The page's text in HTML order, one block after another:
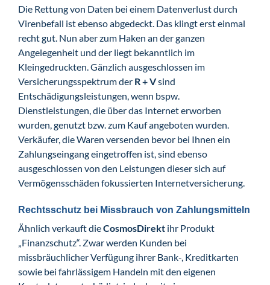
Die Rettung von Daten bei einem Datenverlust durch
Virenbefall ist ebenso abgedeckt. Das klingt erst einmal
recht gut. Nun aber zum Haken an der ganzen
Angelegenheit und der liegt bekanntlich im
Kleingedruckten. Gänzlich ausgeschlossen im
Versicherungsspektrum der R + Vsind
Entschädigungsleistungen, wenn bspw.
Dienstleistungen, die über das Internet erworben
wurden, genutzt bzw. zum Kauf angeboten wurden.
Verkäufer, die Waren versenden bevor bei Ihnen ein
Zahlungseingang eingetroffen ist, sind ebenso
ausgeschlossen von den Leistungen dieser sich auf
Vermögensschäden fokussierten Internetversicherung.
Rechtsschutz bei Missbrauch von Zahlungsmitteln
Ähnlich verkauft dieCosmosDirekt ihr Produkt
„Finanzschutz“. Zwar werden Kunden bei
missbräuchlicher Verfügung ihrer Bank-, Kreditkarten
sowie bei fahrlässigem Handeln mit den eigenen